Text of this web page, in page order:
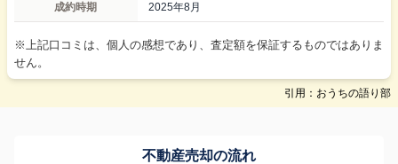
成約時期 2025年8月
※上記口コミは、個人の感想であり、査定額を保証するものではありま
せん。
引用：おうちの語り部
不動産売却の流れ